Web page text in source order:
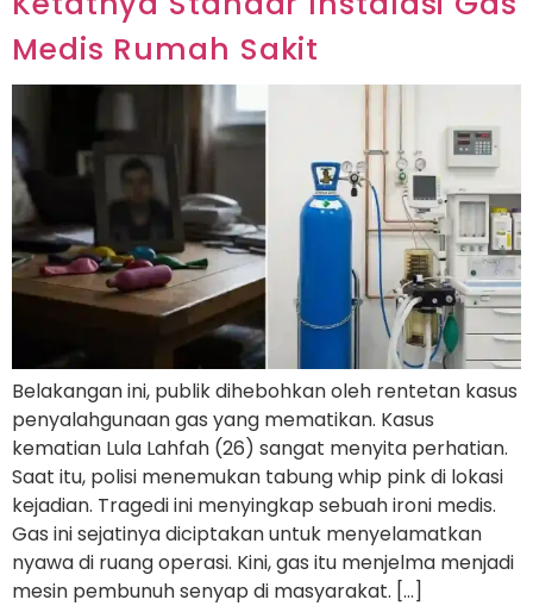
Medis Rumah Sakit
Belakangan ini, publik dihebohkan oleh rentetan kasus
penyalahgunaan gas yang mematikan. Kasus
kematian Lula Lahfah (26) sangat menyita perhatian.
Saat itu, polisi menemukan tabung whip pink di lokasi
kejadian. Tragedi ini menyingkap sebuah ironi medis.
Gas ini sejatinya diciptakan untuk menyelamatkan
nyawa di ruang operasi. Kini, gas itu menjelma menjadi
mesin pembunuh senyap di masyarakat. […]